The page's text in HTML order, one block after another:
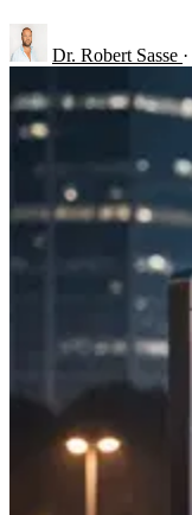
Dr. Robert Sasse ·